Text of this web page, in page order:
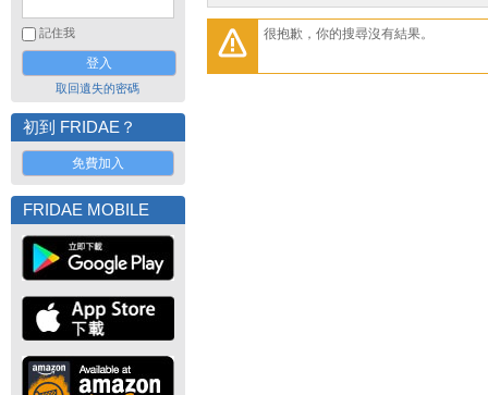
記住我
取回遺失的密碼
初到 FRIDAE？
免費加入
FRIDAE MOBILE
很抱歉，你的搜尋沒有結果。